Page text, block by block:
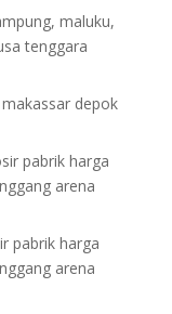
maluku,
tenggara
depok
pabrik harga
arena
pabrik harga
arena